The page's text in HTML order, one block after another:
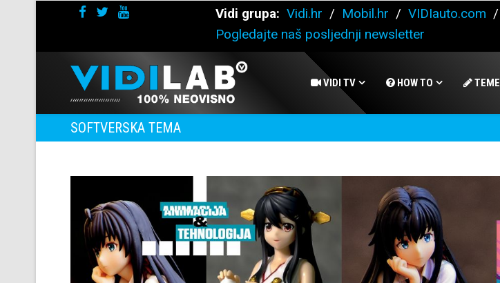
Vidi grupa: Vidi.hr / Mobil.hr / VIDIauto.com /
Pogledajte naš posljednji newsletter
VIDI TV HOW TO TEME
SOFTVERSKA TEMA